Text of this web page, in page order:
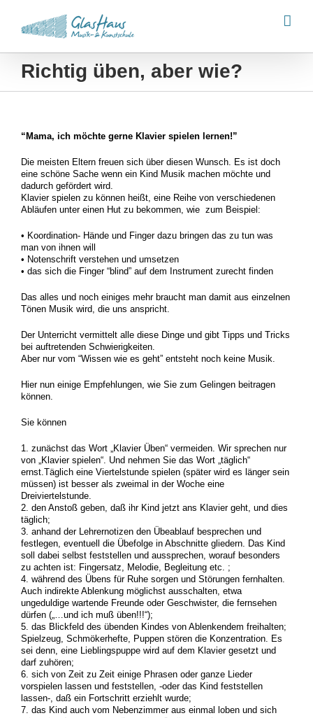
springen
Richtig üben, aber wie?
“Mama, ich möchte gerne Klavier spielen lernen!”
Die meisten Eltern freuen sich über diesen Wunsch. Es ist doch
eine schöne Sache wenn ein Kind Musik machen möchte und
dadurch gefördert wird.
Klavier spielen zu können heißt, eine Reihe von verschiedenen
Abläufen unter einen Hut zu bekommen, wie zum Beispiel:
• Koordination- Hände und Finger dazu bringen das zu tun was
man von ihnen will
• Notenschrift verstehen und umsetzen
• das sich die Finger “blind” auf dem Instrument zurecht finden
Das alles und noch einiges mehr braucht man damit aus einzelnen
Tönen Musik wird, die uns anspricht.
Der Unterricht vermittelt alle diese Dinge und gibt Tipps und Tricks
bei auftretenden Schwierigkeiten.
Aber nur vom “Wissen wie es geht” entsteht noch keine Musik.
Hier nun einige Empfehlungen, wie Sie zum Gelingen beitragen
können.
Sie können
1. zunächst das Wort „Klavier Üben“ vermeiden. Wir sprechen nur
von „Klavier spielen“. Und nehmen Sie das Wort „täglich“
ernst.Täglich eine Viertelstunde spielen (später wird es länger sein
müssen) ist besser als zweimal in der Woche eine
Dreiviertelstunde.
2. den Anstoß geben, daß ihr Kind jetzt ans Klavier geht, und dies
täglich;
3. anhand der Lehrernotizen den Übeablauf besprechen und
festlegen, eventuell die Übefolge in Abschnitte gliedern. Das Kind
soll dabei selbst feststellen und aussprechen, worauf besonders
zu achten ist: Fingersatz, Melodie, Begleitung etc. ;
4. während des Übens für Ruhe sorgen und Störungen fernhalten.
Auch indirekte Ablenkung möglichst ausschalten, etwa
ungeduldige wartende Freunde oder Geschwister, die fernsehen
dürfen („…und ich muß üben!!!“);
5. das Blickfeld des übenden Kindes von Ablenkendem freihalten;
Spielzeug, Schmökerhefte, Puppen stören die Konzentration. Es
sei denn, eine Lieblingspuppe wird auf dem Klavier gesetzt und
darf zuhören;
6. sich von Zeit zu Zeit einige Phrasen oder ganze Lieder
vorspielen lassen und feststellen, -oder das Kind feststellen
lassen-, daß ein Fortschritt erziehlt wurde;
7. das Kind auch vom Nebenzimmer aus einmal loben und sich